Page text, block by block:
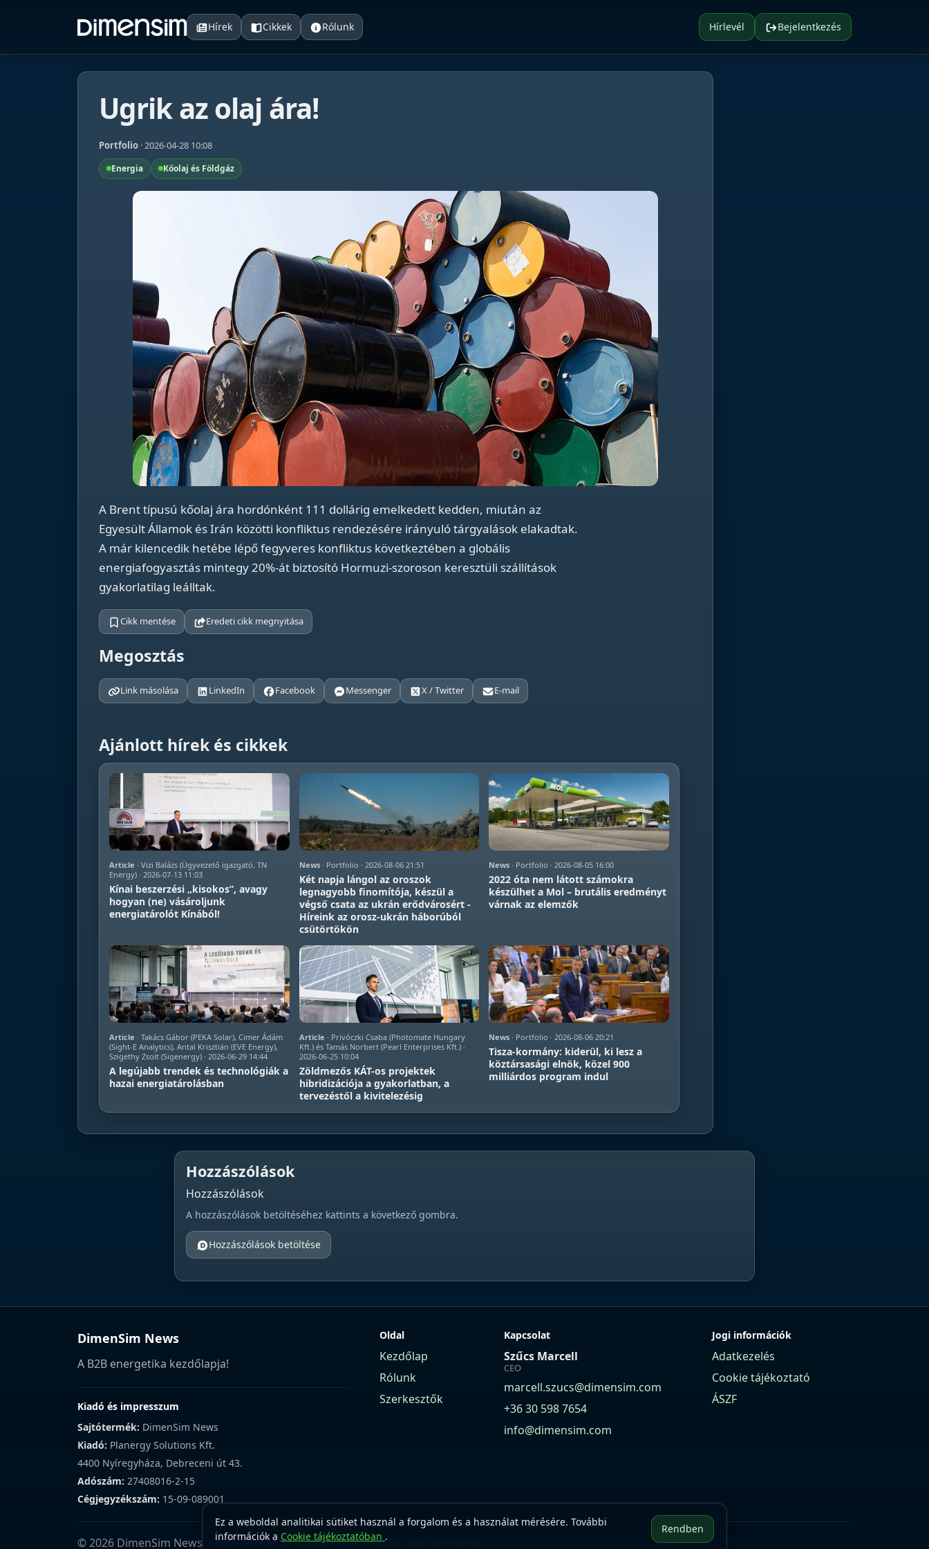
Hírlevél Bejelentkezés
Hírek Cikkek Rólunk
Ugrik az olaj ára!
Portfolio · 2026-04-28 10:08
Energia Kőolaj és Földgáz
A Brent típusú kőolaj ára hordónként 111 dollárig emelkedett kedden, miután az
Egyesült Államok és Irán közötti konfliktus rendezésére irányuló tárgyalások elakadtak.
A már kilencedik hetébe lépő fegyveres konfliktus következtében a globális
energiafogyasztás mintegy 20%-át biztosító Hormuzi-szoroson keresztüli szállítások
gyakorlatilag leálltak.
Cikk mentése Eredeti cikk megnyitása
Megosztás
Link másolása LinkedIn Facebook Messenger X / Twitter E-mail
Ajánlott hírek és cikkek
Article · Vizi Balázs (Ügyvezető igazgató, TN
Energy) · 2026-07-13 11:03
Kínai beszerzési „kisokos”, avagy
hogyan (ne) vásároljunk
energiatárolót Kínából!
News· Portfolio · 2026-08-06 21:51
Két napja lángol az oroszok
legnagyobb finomítója, készül a
végső csata az ukrán erődvárosért -
Híreink az orosz-ukrán háborúból
csütörtökön
News · Portfolio · 2026-08-05 16:00
2022 óta nem látott számokra
készülhet a Mol – brutális eredményt
várnak az elemzők
Article · Takács Gábor (PEKA Solar), Cimer Ádám
(Sight-E Analytics), Antal Krisztián (EVE Energy),
Szigethy Zsolt (Sigenergy) · 2026-06-29 14:44
A legújabb trendek és technológiák a
hazai energiatárolásban
Article · Privóczki Csaba (Photomate Hungary
Kft.) és Tamás Norbert (Pearl Enterprises Kft.) ·
2026-06-25 10:04
Zöldmezős KÁT-os projektek
hibridizációja a gyakorlatban, a
tervezéstől a kivitelezésig
News · Portfolio · 2026-08-06 20:21
Tisza-kormány: kiderül, ki lesz a
köztársasági elnök, közel 900
milliárdos program indul
Hozzászólások
Hozzászólások
A hozzászólások betöltéséhez kattints a következő gombra.
Hozzászólások betöltése
Ez a weboldal analitikai sütiket használ a forgalom és a használat mérésére. További
információk a Cookie tájékoztatóban .
Rendben
DimenSim News
A B2B energetika kezdőlapja!
Kiadó és impresszum
Sajtótermék: DimenSim News
Kiadó: Planergy Solutions Kft.
4400 Nyíregyháza, Debreceni út 43.
Adószám: 27408016-2-15
Cégjegyzékszám: 15-09-089001
Oldal
Kezdőlap
Rólunk
Szerkesztők
Kapcsolat
Szűcs Marcell
CEO
marcell.szucs@dimensim.com
+36 30 598 7654
info@dimensim.com
Jogi információk
Adatkezelés
Cookie tájékoztató
ÁSZF
© 2026 DimenSim News. Kiadó: Planergy Solutions Kft. Minden jog fenntartva.